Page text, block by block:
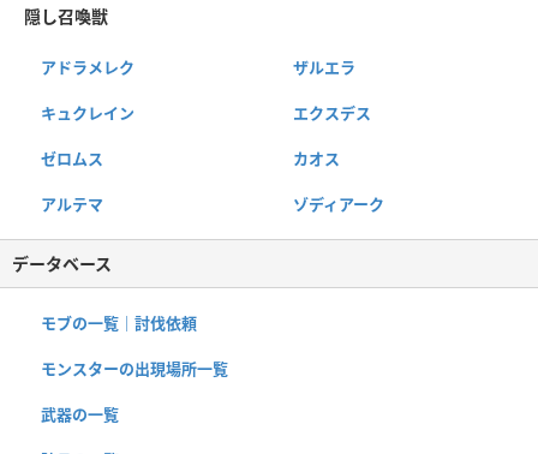
隠し召喚獣
アドラメレク ザルエラ
キュクレイン エクスデス
ゼロムス カオス
アルテマ ゾディアーク
データベース
モブの一覧｜討伐依頼
モンスターの出現場所一覧
武器の一覧